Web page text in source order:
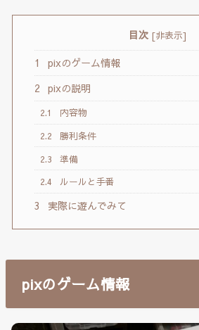
目次 [非表示]
1
pixのゲーム情報
2 pixの説明
2.1
内容物
2.2
勝利条件
2.3
準備
2.4
ルールと手番
3 実際に遊んでみて
pixのゲーム情報